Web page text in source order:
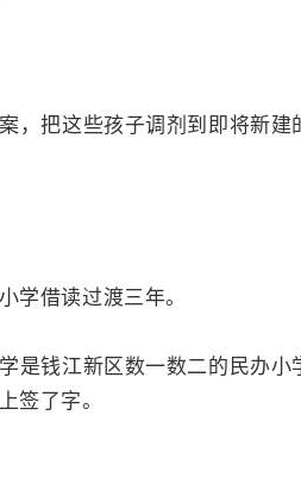
，把这些孩子调剂到即将新
学借读过渡三年。
是钱江新区数一数二的民办
签了字。